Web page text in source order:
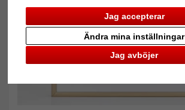
Jag accepterar
Jag avböjer
Ändra mina inställningar